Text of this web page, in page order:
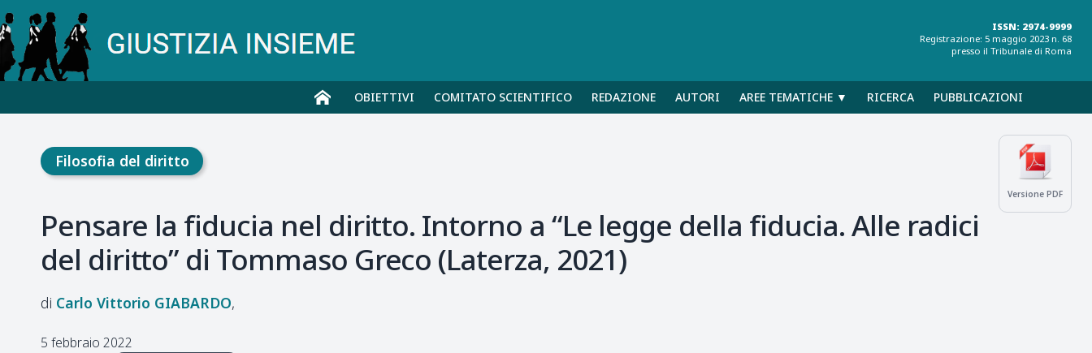
ISSN: 2974-9999
Registrazione: 5 maggio 2023 n. 68
presso il Tribunale di Roma
OBIETTIVI COMITATO SCIENTIFICO REDAZIONE AUTORI AREE TEMATICHE ▼ RICERCA PUBBLICAZIONI
Versione PDF
Filosofia del diritto
Pensare la fiducia nel diritto. Intorno a “Le legge della fiducia. Alle radici
del diritto” di Tommaso Greco (Laterza, 2021)
Carlo Vittorio GIABARDO
5 febbraio 2022